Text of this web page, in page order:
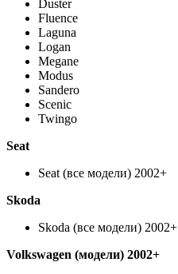
Duster
Fluence
Laguna
Logan
Megane
Modus
Sandero
Scenic
Twingo
Seat
Seat (все модели) 2002+
Skoda
Skoda (все модели) 2002+
Volkswagen (модели) 2002+